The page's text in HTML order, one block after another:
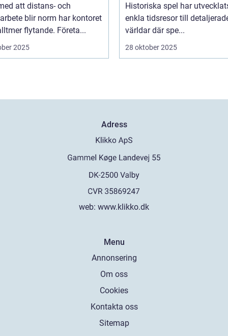
att distans- och
blir norm har kontoret
flytande. Företa...
2025
Historiska spel har
enkla tidsresor till
världar där spe...
28 oktober 2025
Adress
web: www.klikko.dk
Menu
Annonsering
Om oss
Cookies
Kontakta oss
Sitemap